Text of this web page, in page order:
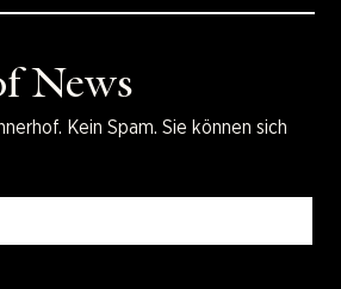
News
Kein Spam. Sie können sich